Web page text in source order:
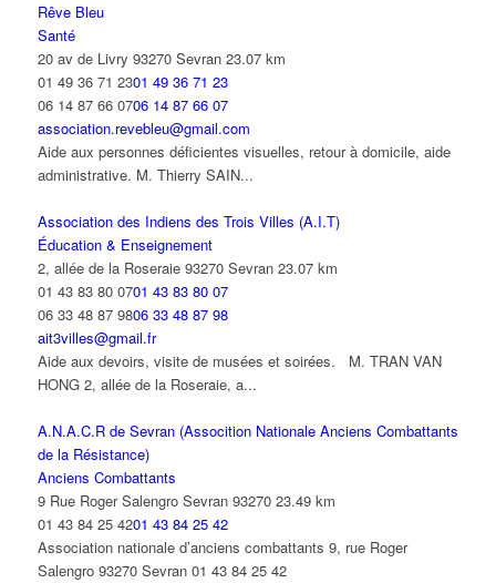
Rêve Bleu
Santé
20 av de Livry 93270 Sevran 23.07 km
01 49 36 71 2301 49 36 71 23
06 14 87 66 0706 14 87 66 07
association.revebleu@gmail.com
Aide aux personnes déficientes visuelles, retour à domicile, aide
administrative. M. Thierry SAIN...
Association des Indiens des Trois Villes (A.I.T)
Éducation & Enseignement
2, allée de la Roseraie 93270 Sevran 23.07 km
01 43 83 80 0701 43 83 80 07
06 33 48 87 9806 33 48 87 98
ait3villes@gmail.fr
Aide aux devoirs, visite de musées et soirées. M. TRAN VAN
HONG 2, allée de la Roseraie, a...
A.N.A.C.R de Sevran (Assocition Nationale Anciens Combattants
de la Résistance)
Anciens Combattants
9 Rue Roger Salengro Sevran 93270 23.49 km
01 43 84 25 4201 43 84 25 42
Association nationale d’anciens combattants 9, rue Roger
Salengro 93270 Sevran 01 43 84 25 42